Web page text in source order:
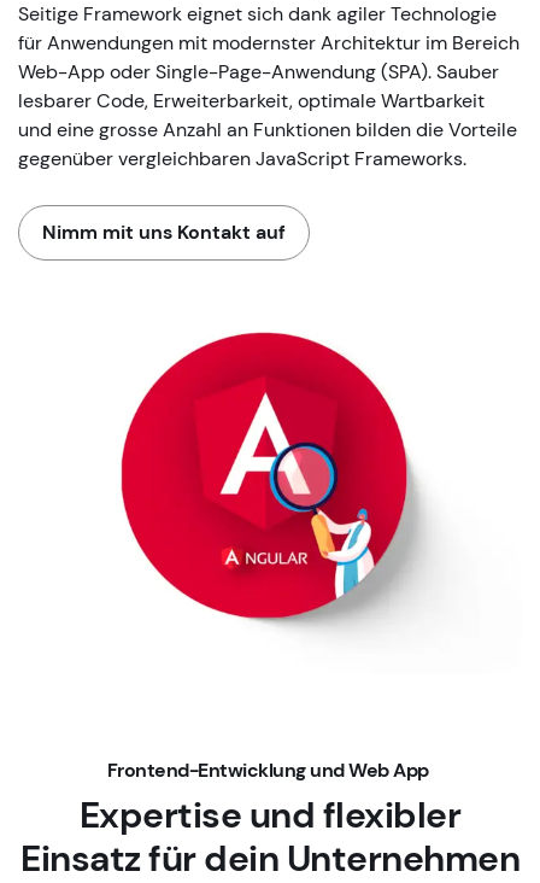
Seitige Framework eignet sich dank agiler Technologie
für Anwendungen mit modernster Architektur im Bereich
Web-App oder Single-Page-Anwendung (SPA). Sauber
lesbarer Code, Erweiterbarkeit, optimale Wartbarkeit
und eine grosse Anzahl an Funktionen bilden die Vorteile
gegenüber vergleichbaren JavaScript Frameworks.
Nimm mit uns Kontakt auf
Frontend-Entwicklung und Web App
Expertise und flexibler
Einsatzfür dein Unternehmen